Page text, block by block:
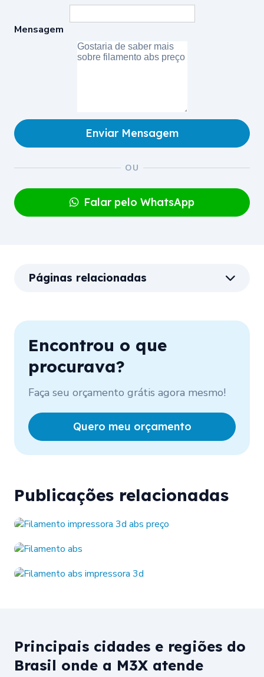
Mensagem
Enviar Mensagem
Falar pelo WhatsApp
Páginas relacionadas
Encontrou o que
procurava?
Faça seu orçamento grátis agora mesmo!
Quero meu orçamento
Publicações relacionadas
Principais cidades e regiões do
Brasil onde a M3X atende